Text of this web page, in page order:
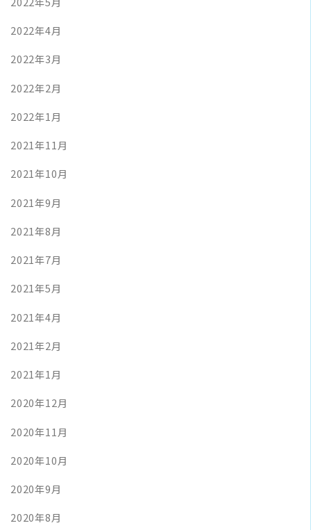
2022年4月
2022年3月
2022年2月
2022年1月
2021年11月
2021年10月
2021年9月
2021年8月
2021年7月
2021年5月
2021年4月
2021年2月
2021年1月
2020年12月
2020年11月
2020年10月
2020年9月
2020年8月